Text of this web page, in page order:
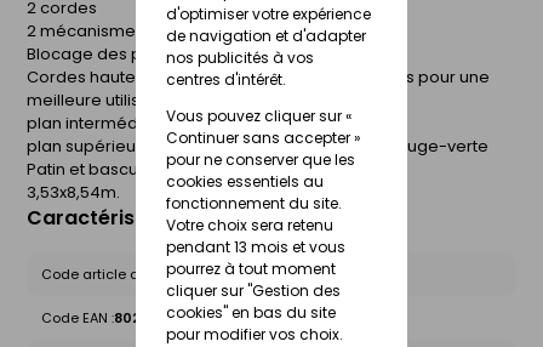
d'optimiser votre expérience
de navigation et d'adapter
nos publicités à vos
centres d'intérêt.
Vous pouvez cliquer sur «
Continuer sans accepter »
pour ne conserver que les
cookies essentiels au
fonctionnement du site.
Votre choix sera retenu
pendant 13 mois et vous
pourrez à tout moment
cliquer sur "Gestion des
cookies" en bas du site
pour modifier vos choix.
2 cordes
2 mécanismes
Blocage des plans échelon par échelon
Cordes haute résistance, de couleurs différentes pour une
meilleure utilisation:
plan intermédiaire couleur de la corde noire
plan supérieure couleur de la corde blanche-rouge-verte
Patin et basculeur interchangeables
3,53x8,54m.
Caractéristiques du produit
Code article chez le fournisseur :R35-3S
Code EAN :8028406111955